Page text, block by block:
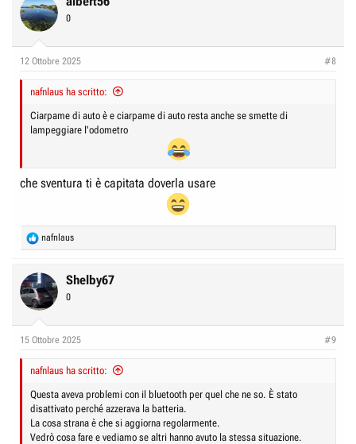
t
i
s
0
12 Ottobre 2025 #8
nafnlaus ha scritto:
Ciarpame di auto è e ciarpame di auto resta anche se smette di
lampeggiare l'odometro
che sventura ti è capitata doverla usare
R
e
c
t
i
s
nafnlaus
Shelby67
0
15 Ottobre 2025 #9
nafnlaus ha scritto:
Questa aveva problemi con il bluetooth per quel che ne so. È stato
disattivato perché azzerava la batteria.
La cosa strana è che si aggiorna regolarmente.
Vedrò cosa fare e vediamo se altri hanno avuto la stessa situazione.